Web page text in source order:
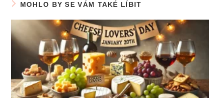
MOHLO BY SE VÁM TAKÉ LÍBIT